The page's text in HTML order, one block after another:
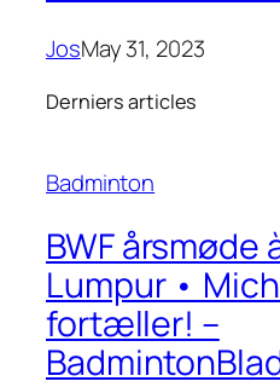
JosMay 31, 2023
Derniers articles
Badminton
BWF årsmøde
Lumpur •
fortæller! –